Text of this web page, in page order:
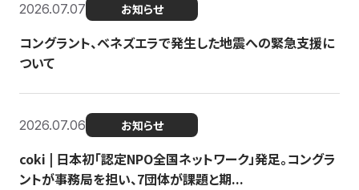
2026.07.07 お知らせ
コングラント、ベネズエラで発生した地震への緊急支援に
ついて
2026.07.06 お知らせ
coki | 日本初「認定NPO全国ネットワーク」発足。コングラ
ントが事務局を担い、7団体が課題と期...